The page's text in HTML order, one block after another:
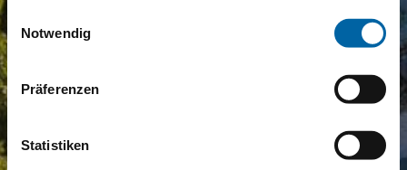
Notwendig
Präferenzen
Statistiken